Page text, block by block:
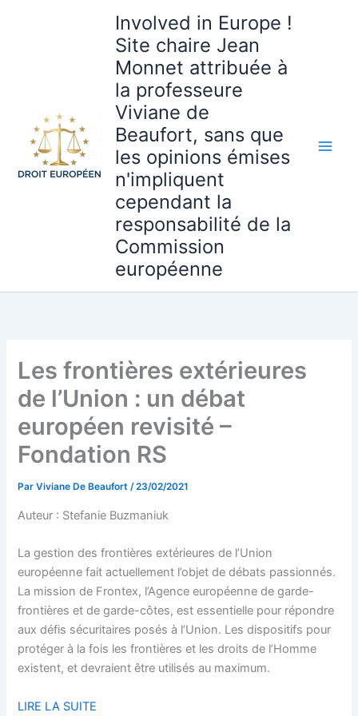
Involved in Europe !
Site chaire Jean
Monnet attribuée à
la professeure
Viviane de
Beaufort, sans que
les opinions émises
n'impliquent
cependant la
responsabilité de la
Commission
européenne
Les frontières extérieures
de l’Union : un débat
européen revisité –
Fondation RS
ParViviane De Beaufort/23/02/2021
Auteur : Stefanie Buzmaniuk
La gestion des frontières extérieures de l’Union
européenne fait actuellement l’objet de débats passionnés.
La mission de Frontex, l’Agence européenne de garde-
frontières et de garde-côtes, est essentielle pour répondre
aux défis sécuritaires posés à l’Union. Les dispositifs pour
protéger à la fois les frontières et les droits de l’Homme
existent, et devraient être utilisés au maximum.
LIRE LA SUITE